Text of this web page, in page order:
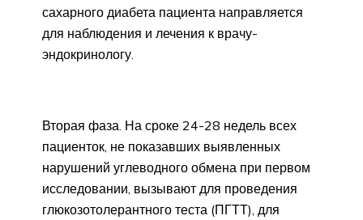
сахарного диабета пациента направляется
для наблюдения и лечения к врачу-
эндокринологу.
Вторая фаза. На сроке 24-28 недель всех
пациенток, не показавших выявленных
нарушений углеводного обмена при первом
исследовании, вызывают для проведения
глюкозотолерантного теста (ПГТТ), для